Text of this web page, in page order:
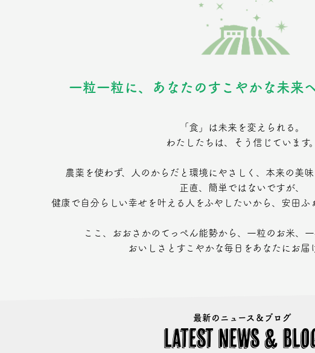
一粒一粒に、あなたのすこやかな未来
「食」は未来を変えられる。
わたしたちは、そう信じています。
農薬を使わず、人のからだと環境にやさしく、本来の美味
正直、簡単ではないですが、
健康で自分らしい幸せを叶える人をふやしたいから、安田ふ
ここ、おおさかのてっぺん能勢から、一粒のお米、
おいしさとすこやかな毎日をあなたにお届
最新のニュース＆ブログ
Latest news &